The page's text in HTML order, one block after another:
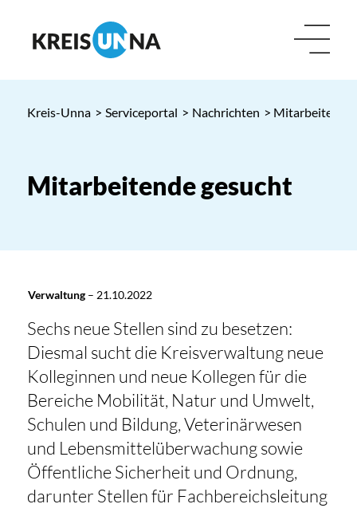
Kreis-Unna > Serviceportal > Nachrichten > Mitarbeitende
Mitarbeitende gesucht
Verwaltung– 21.10.2022
Sechs neue Stellen sind zu besetzen:
Diesmal sucht die Kreisverwaltung neue
Kolleginnen und neue Kollegen für die
Bereiche Mobilität, Natur und Umwelt,
Schulen und Bildung, Veterinärwesen
und Lebensmittelüberwachung sowie
Öffentliche Sicherheit und Ordnung,
darunter Stellen für Fachbereichsleitung